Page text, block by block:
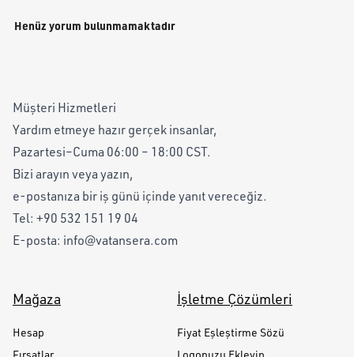
Henüz yorum bulunmamaktadır
Müşteri Hizmetleri
Yardım etmeye hazır gerçek insanlar,
Pazartesi–Cuma 06:00 – 18:00 CST.
Bizi arayın veya yazın,
e-postanıza bir iş günü içinde yanıt vereceğiz.
Tel: +90 532 151 19 04
E-posta: info@vatansera.com
Mağaza
Hesap
Fırsatlar
İşletme Çözümleri
Fiyat Eşleştirme Sözü
Logonuzu Ekleyin